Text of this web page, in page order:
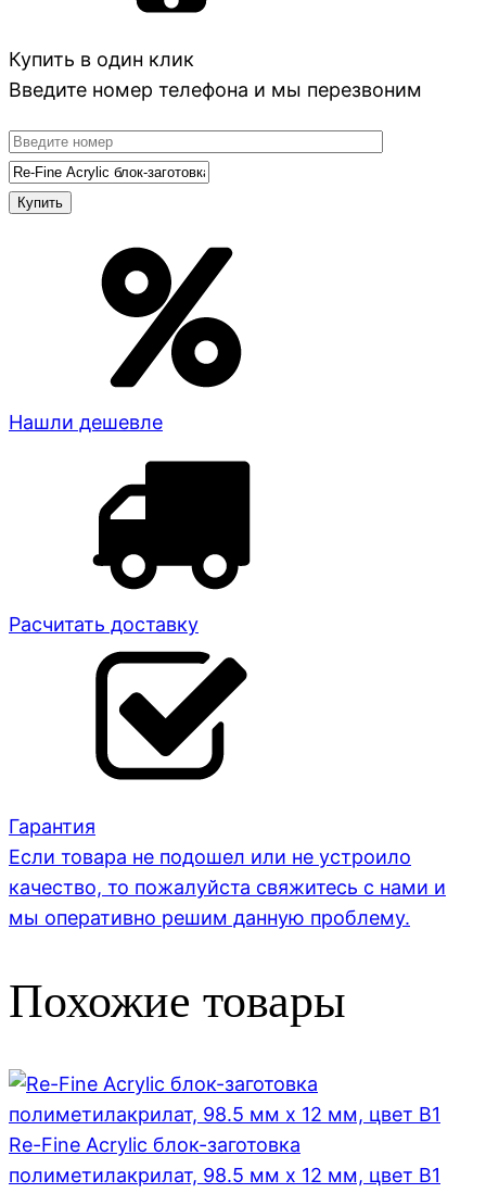
Купить в один клик
Введите номер телефона и мы перезвоним
Нашли дешевле
Расчитать доставку
Гарантия
Если товара не подошел или не устроило
качество, то пожалуйста свяжитесь с нами и
мы оперативно решим данную проблему.
Похожие товары
Re-Fine Acrylic блок-заготовка
полиметилакрилат, 98.5 мм x 12 мм, цвет B1